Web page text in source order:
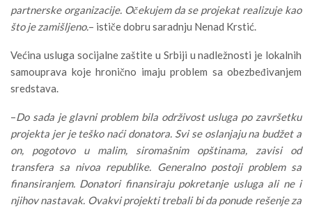
partnerske organizacije. Očekujem da se projekat realizuje kao
što je zamišljeno.– ističe dobru saradnju Nenad Krstić.
Većina usluga socijalne zaštite u Srbiji u nadležnosti je lokalnih
samouprava koje hronično imaju problem sa obezbeđivanjem
sredstava.
–Do sada je glavni problem bila održivost usluga po završetku
projekta jer je teško naći donatora. Svi se oslanjaju na budžet a
on, pogotovo u malim, siromašnim opštinama, zavisi od
transfera sa nivoa republike. Generalno postoji problem sa
finansiranjem. Donatori finansiraju pokretanje usluga ali ne i
njihov nastavak. Ovakvi projekti trebali bi da ponude rešenje za